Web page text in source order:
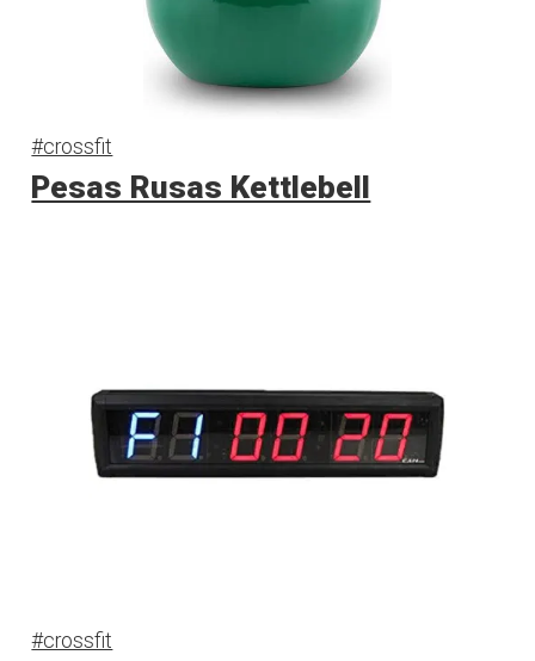
#crossfit
Pesas Rusas Kettlebell
#crossfit